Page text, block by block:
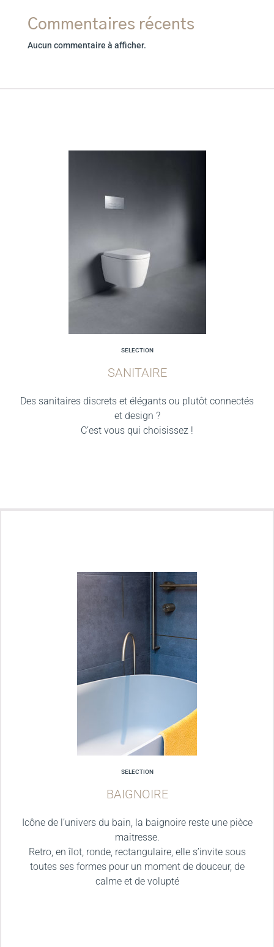
Commentaires récents
Aucun commentaire à afficher.
SELECTION
SANITAIRE
Des sanitaires discrets et élégants ou plutôt connectés
et design ?
C’est vous qui choisissez !
SELECTION
BAIGNOIRE
Icône de l’univers du bain, la baignoire reste une pièce
maitresse.
Retro, en îlot, ronde, rectangulaire, elle s’invite sous
toutes ses formes pour un moment de douceur, de
calme et de volupté